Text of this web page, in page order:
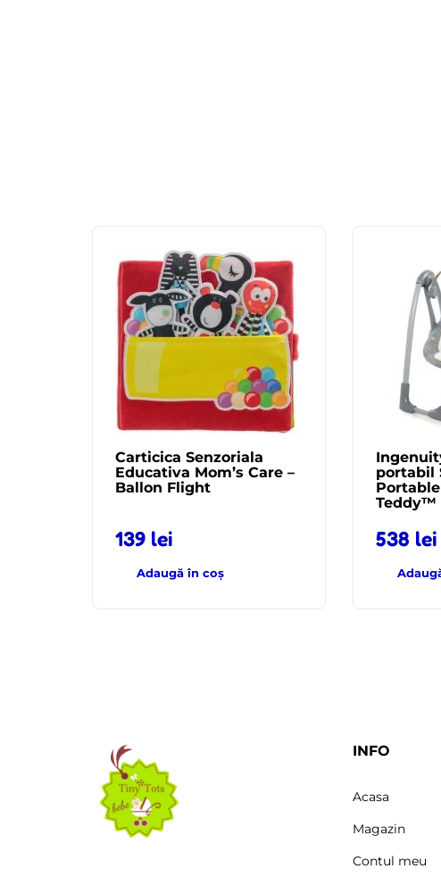
Carticica Senzoriala
Educativa Mom’s Care –
Ballon Flight
139 lei
Adaugă în coș
portabil
Teddy™
538 lei
INFO
Acasa
Magazin
Contul meu